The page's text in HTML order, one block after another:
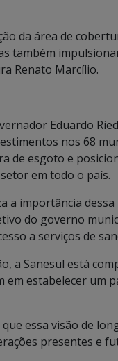
da área de
também
Renato Marcílio.
Eduardo
nos 68
de esgoto e
em todo o país.
a importância
do governo
a serviços de
a Sanesul está
em estabelecer um
essa visão de
presentes e